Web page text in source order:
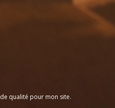
de qualité pour mon site.